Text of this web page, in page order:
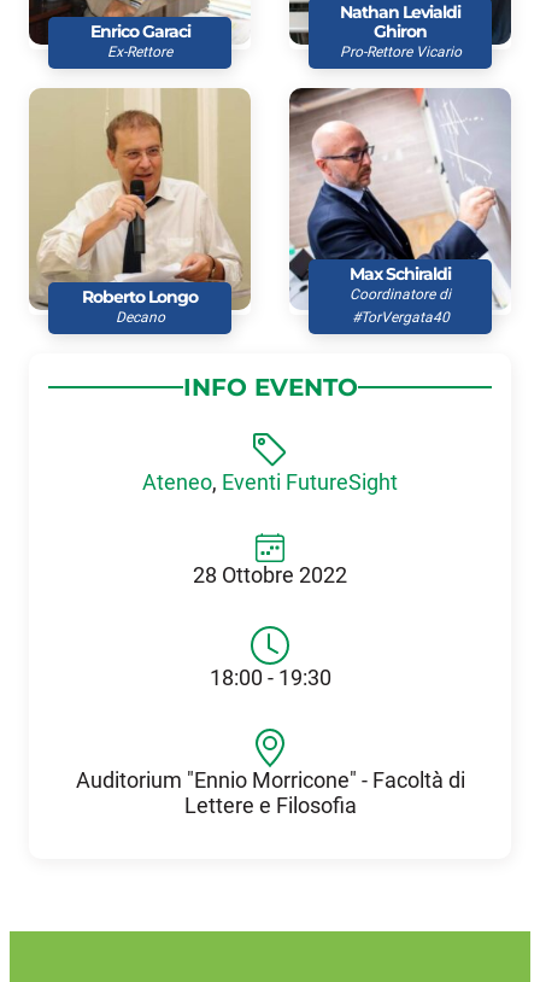
Enrico Garaci
Ex-Rettore
Nathan Levialdi
Ghiron
Pro-Rettore Vicario
Roberto Longo
Decano
Max Schiraldi
Coordinatore di
#TorVergata40
INFO EVENTO
Ateneo, Eventi FutureSight
28 Ottobre 2022
18:00 - 19:30
Auditorium "Ennio Morricone" - Facoltà di
Lettere e Filosofia